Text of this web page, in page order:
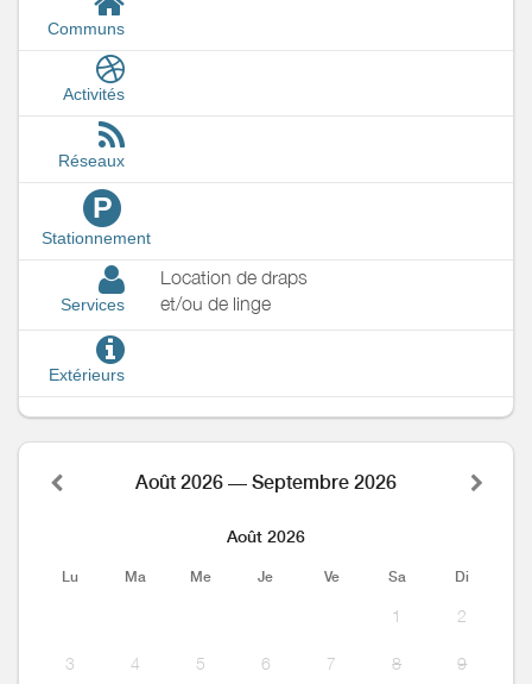
Communs
Activités
Réseaux
P
Stationnement
Services
Location de draps
et/ou de linge
Extérieurs
Août 2026 — Septembre 2026
Août 2026
Lu Ma Me Je Ve Sa Di
1 2
3 4 5 6 7 8 9